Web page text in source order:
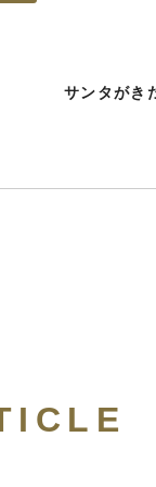
サンタがき